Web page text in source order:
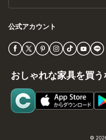
公式アカウント
おしゃれな家具を買
©